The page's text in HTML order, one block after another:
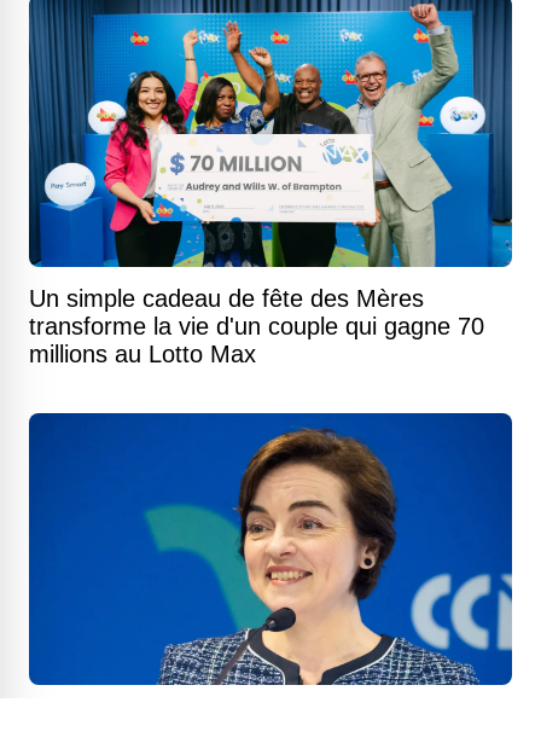
Un simple cadeau de fête des Mères
transforme la vie d'un couple qui gagne 70
millions au Lotto Max